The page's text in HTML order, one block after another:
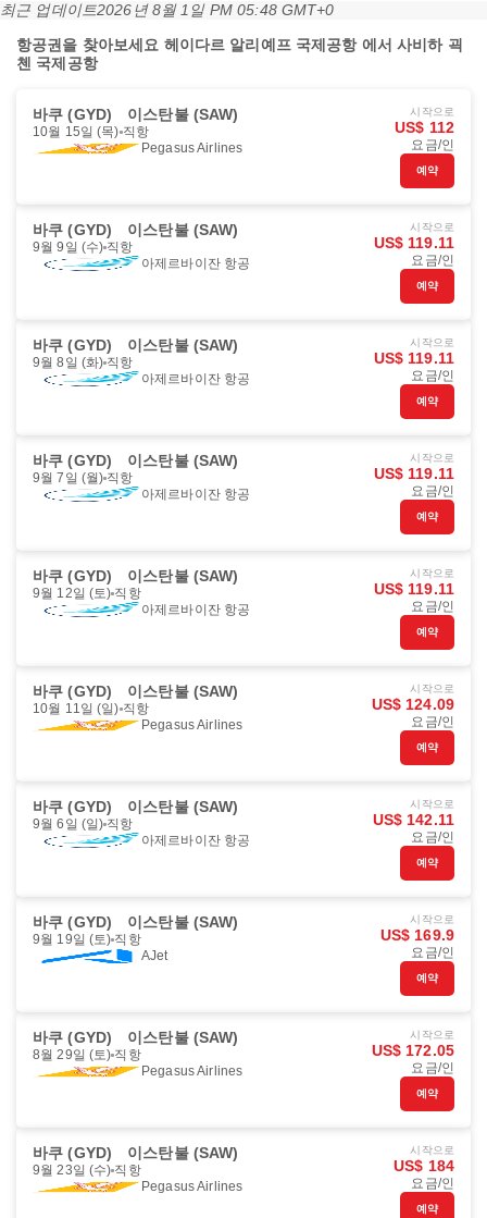
최근 업데이트2026년 8월 1일 PM 05:48 GMT+0
항공권을 찾아보세요 헤이다르 알리예프 국제공항 에서 사비하 괵
첸 국제공항
바쿠 (GYD) 이스탄불 (SAW)
10월 15일 (목) 직항
Pegasus Airlines
시작으로
US$ 112
요금/인
예약
바쿠 (GYD) 이스탄불 (SAW)
9월 9일 (수) 직항
아제르바이잔 항공
시작으로
US$ 119.11
요금/인
예약
바쿠 (GYD) 이스탄불 (SAW)
9월 8일 (화) 직항
아제르바이잔 항공
시작으로
US$ 119.11
요금/인
예약
바쿠 (GYD) 이스탄불 (SAW)
9월 7일 (월) 직항
아제르바이잔 항공
시작으로
US$ 119.11
요금/인
예약
바쿠 (GYD) 이스탄불 (SAW)
9월 12일 (토) 직항
아제르바이잔 항공
시작으로
US$ 119.11
요금/인
예약
바쿠 (GYD) 이스탄불 (SAW)
10월 11일 (일) 직항
Pegasus Airlines
시작으로
US$ 124.09
요금/인
예약
바쿠 (GYD) 이스탄불 (SAW)
9월 6일 (일) 직항
아제르바이잔 항공
시작으로
US$ 142.11
요금/인
예약
바쿠 (GYD) 이스탄불 (SAW)
9월 19일 (토) 직항
AJet
시작으로
US$ 169.9
요금/인
예약
바쿠 (GYD) 이스탄불 (SAW)
8월 29일 (토) 직항
Pegasus Airlines
시작으로
US$ 172.05
요금/인
예약
바쿠 (GYD) 이스탄불 (SAW)
9월 23일 (수) 직항
Pegasus Airlines
시작으로
US$ 184
요금/인
예약